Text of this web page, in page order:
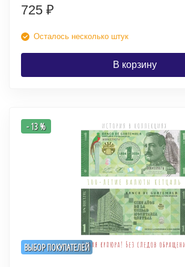
725 ₽
Осталось несколько штук
В корзину
ВЫБОР ПОКУПАТЕЛЕЙ
- 13 %